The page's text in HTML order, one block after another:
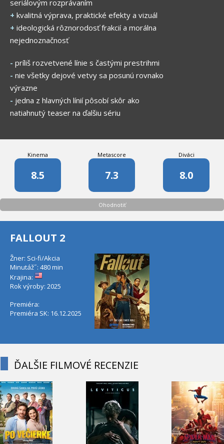
seriálovým rozprávaním
+ kvalitná výprava, praktické efekty a vizuál
+ ideologická rôznorodosť frakcií a morálna
nejednoznačnosť
- príliš rozvetvené línie s častými prestrihmi
- nie všetky dejové vetvy sa posunú rovnako
výrazne
- jedna z hlavných línií pôsobí skôr ako
natiahnutý teaser na ďalšiu sériu
Kinema
8.5
Metascore
7.3
Diváci
8.0
Ohodnotiť
FALLOUT 2
Žner: Sci-fi/Akcia
Minutáž˝: 480 min
Krajina:
Rok výroby: 2025
Premiéra:
Premiéra SK: 16.12.2025
ĎALŠIE FILMOVÉ RECENZIE